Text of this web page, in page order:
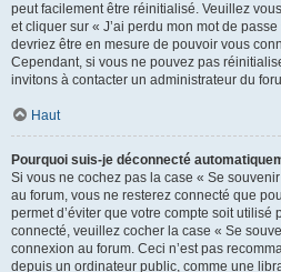
peut facilement être réinitialisé. Veuillez
et cliquer sur « J’ai perdu mon mot de
devriez être en mesure de pouvoir vous
Cependant, si vous ne pouvez pas
invitons à contacter un administrateur du
Haut
Pourquoi suis-je déconnecté
Si vous ne cochez pas la case « Se
au forum, vous ne resterez connecté que
permet d’éviter que votre compte soit utilisé
connecté, veuillez cocher la case « Se
connexion au forum. Ceci n’est pas
depuis un ordinateur public, comme une